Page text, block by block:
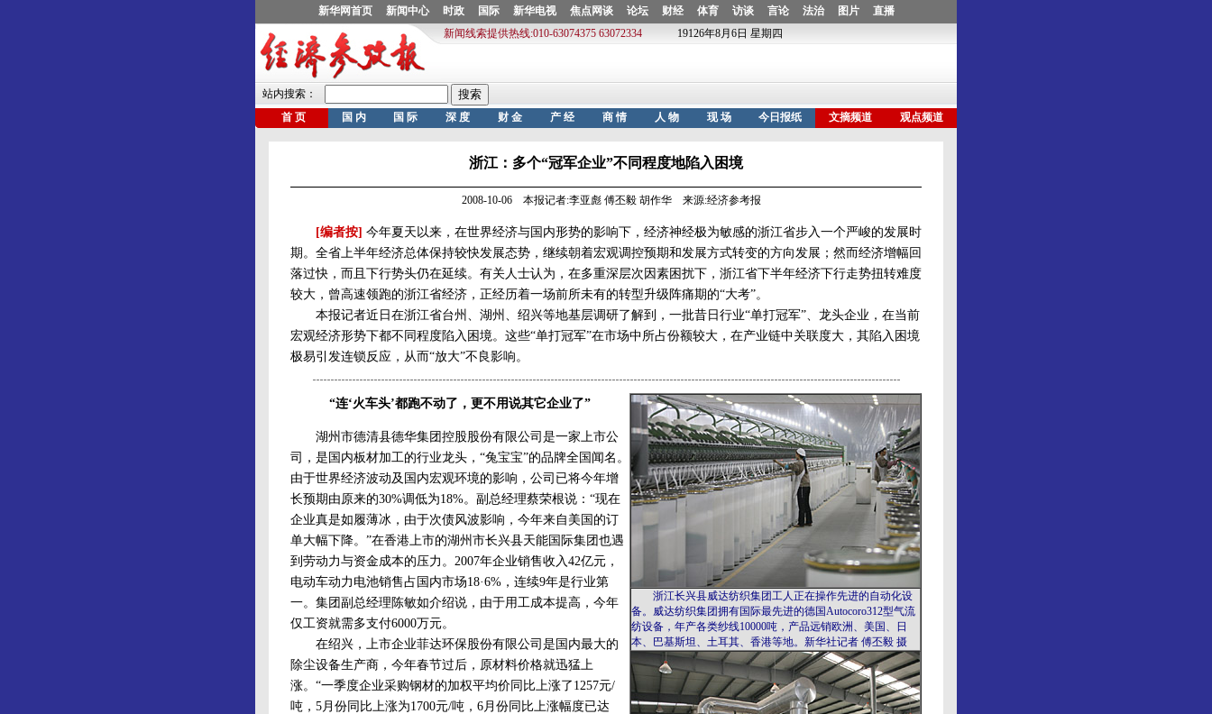
浙江：多个“冠军企业”不同程度地陷入困境
2008-10-06 本报记者:李亚彪 傅丕毅 胡作华 来源:经济参考报
[编者按] 今年夏天以来，在世界经济与国内形势的影响下，经济神经极为敏感的浙江省步入一个严峻的发展时
期。全省上半年经济总体保持较快发展态势，继续朝着宏观调控预期和发展方式转变的方向发展；然而经济增幅回
落过快，而且下行势头仍在延续。有关人士认为，在多重深层次因素困扰下，浙江省下半年经济下行走势扭转难度
较大，曾高速领跑的浙江省经济，正经历着一场前所未有的转型升级阵痛期的“大考”。
本报记者近日在浙江省台州、湖州、绍兴等地基层调研了解到，一批昔日行业“单打冠军”、龙头企业，在当前
宏观经济形势下都不同程度陷入困境。这些“单打冠军”在市场中所占份额较大，在产业链中关联度大，其陷入困境
极易引发连锁反应，从而“放大”不良影响。
浙江长兴县威达纺织集团工人正在操作先进的自动化设
备。威达纺织集团拥有国际最先进的德国Autocoro312型气流
纺设备，年产各类纱线10000吨，产品远销欧洲、美国、日
本、巴基斯坦、土耳其、香港等地。新华社记者 傅丕毅 摄
“连‘火车头’都跑不动了，更不用说其它企业了”
湖州市德清县德华集团控股股份有限公司是一家上市公
司，是国内板材加工的行业龙头，“兔宝宝”的品牌全国闻名。
由于世界经济波动及国内宏观环境的影响，公司已将今年增
长预期由原来的30%调低为18%。副总经理蔡荣根说：“现在
企业真是如履薄冰，由于次债风波影响，今年来自美国的订
单大幅下降。”在香港上市的湖州市长兴县天能国际集团也遇
到劳动力与资金成本的压力。2007年企业销售收入42亿元，
电动车动力电池销售占国内市场18·6%，连续9年是行业第
一。集团副总经理陈敏如介绍说，由于用工成本提高，今年
仅工资就需多支付6000万元。
在绍兴，上市企业菲达环保股份有限公司是国内最大的
除尘设备生产商，今年春节过后，原材料价格就迅猛上
涨。“一季度企业采购钢材的加权平均价同比上涨了1257元/
吨，5月份同比上涨为1700元/吨，6月份同比上涨幅度已达